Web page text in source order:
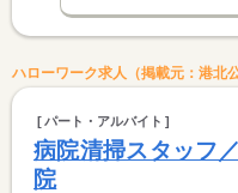
ハローワーク求人（掲載元：港北
パート・アルバイト
病院清掃スタッフ
院